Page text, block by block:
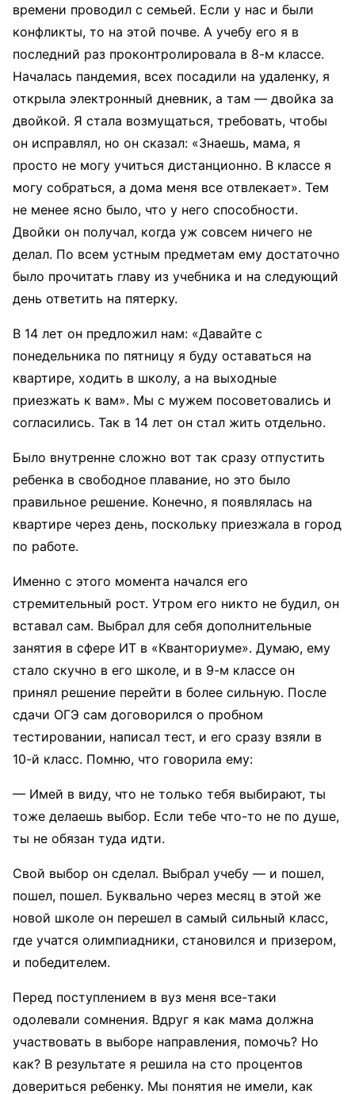
времени проводил с семьей. Если у нас и были
конфликты, то на этой почве. А учебу его я в
последний раз проконтролировала в 8-м классе.
Началась пандемия, всех посадили на удаленку, я
открыла электронный дневник, а там — двойка за
двойкой. Я стала возмущаться, требовать, чтобы
он исправлял, но он сказал: «Знаешь, мама, я
просто не могу учиться дистанционно. В классе я
могу собраться, а дома меня все отвлекает». Тем
не менее ясно было, что у него способности.
Двойки он получал, когда уж совсем ничего не
делал. По всем устным предметам ему достаточно
было прочитать главу из учебника и на следующий
день ответить на пятерку.
В 14 лет он предложил нам: «Давайте с
понедельника по пятницу я буду оставаться на
квартире, ходить в школу, а на выходные
приезжать к вам». Мы с мужем посоветовались и
согласились. Так в 14 лет он стал жить отдельно.
Было внутренне сложно вот так сразу отпустить
ребенка в свободное плавание, но это было
правильное решение. Конечно, я появлялась на
квартире через день, поскольку приезжала в город
по работе.
Именно с этого момента начался его
стремительный рост. Утром его никто не будил, он
вставал сам. Выбрал для себя дополнительные
занятия в сфере ИТ в «Кванториуме». Думаю, ему
стало скучно в его школе, и в 9-м классе он
принял решение перейти в более сильную. После
сдачи ОГЭ сам договорился о пробном
тестировании, написал тест, и его сразу взяли в
10-й класс. Помню, что говорила ему:
— Имей в виду, что не только тебя выбирают, ты
тоже делаешь выбор. Если тебе что-то не по душе,
ты не обязан туда идти.
Свой выбор он сделал. Выбрал учебу — и пошел,
пошел, пошел. Буквально через месяц в этой же
новой школе он перешел в самый сильный класс,
где учатся олимпиадники, становился и призером,
и победителем.
Перед поступлением в вуз меня все-таки
одолевали сомнения. Вдруг я как мама должна
участвовать в выборе направления, помочь? Но
как? В результате я решила на сто процентов
довериться ребенку. Мы понятия не имели, как